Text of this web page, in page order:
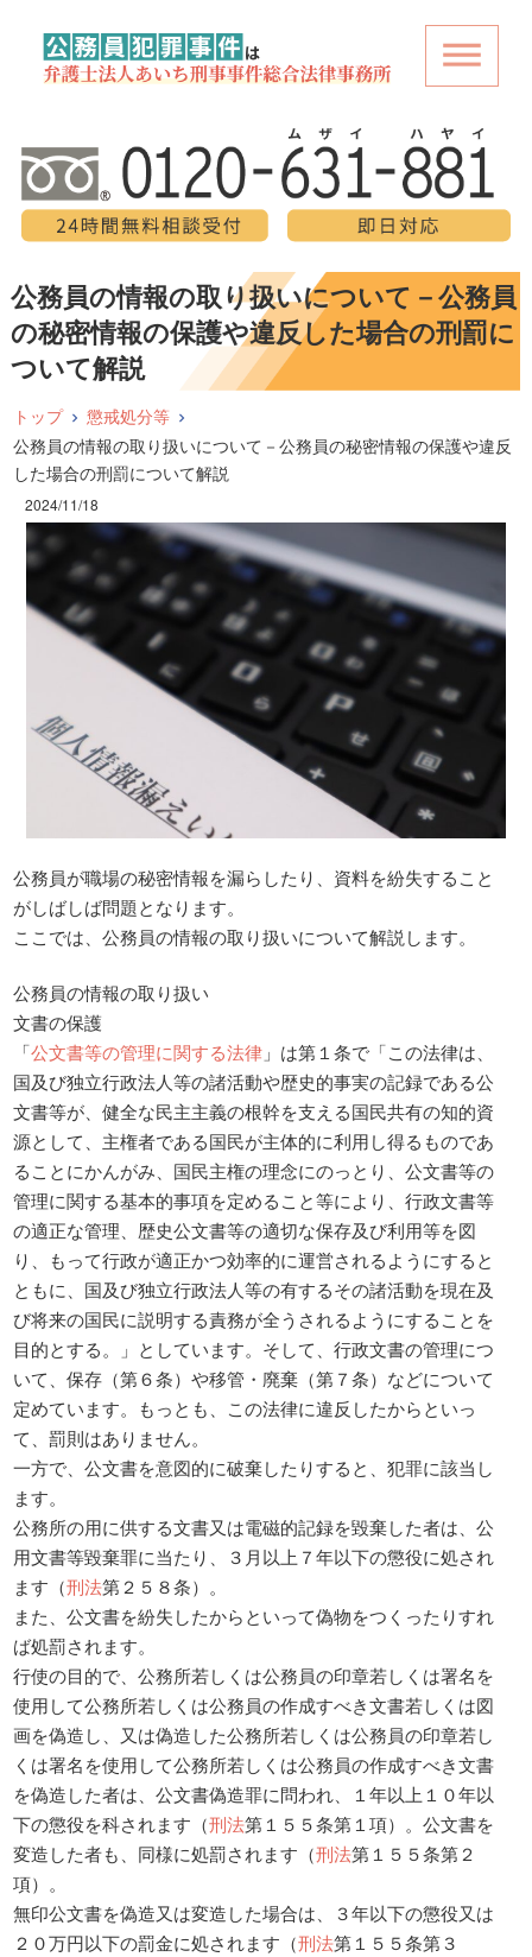
公務員の情報の取り扱いについて－公務員
の秘密情報の保護や違反した場合の刑罰に
ついて解説
トップ
懲戒処分等
公務員の情報の取り扱いについて－公務員の秘密情報の保護や違反
した場合の刑罰について解説
2024/11/18
公務員が職場の秘密情報を漏らしたり、資料を紛失すること
がしばしば問題となります。
ここでは、公務員の情報の取り扱いについて解説します。
公務員の情報の取り扱い
文書の保護
「公文書等の管理に関する法律 」は第１条で「この法律は、
国及び独立行政法人等の諸活動や歴史的事実の記録である公
文書等が、健全な民主主義の根幹を支える国民共有の知的資
源として、主権者である国民が主体的に利用し得るものであ
ることにかんがみ、国民主権の理念にのっとり、公文書等の
管理に関する基本的事項を定めること等により、行政文書等
の適正な管理、歴史公文書等の適切な保存及び利用等を図
り、もって行政が適正かつ効率的に運営されるようにすると
ともに、国及び独立行政法人等の有するその諸活動を現在及
び将来の国民に説明する責務が全うされるようにすることを
目的とする。」としています。そして、行政文書の管理につ
いて、保存（第６条）や移管・廃棄（第７条）などについて
定めています。もっとも、この法律に違反したからといっ
て、罰則はありません。
一方で、公文書を意図的に破棄したりすると、犯罪に該当し
ます。
公務所の用に供する文書又は電磁的記録を毀棄した者は、公
用文書等毀棄罪に当たり、３月以上７年以下の懲役に処され
ます（刑法第２５８条）。
また、公文書を紛失したからといって偽物をつくったりすれ
ば処罰されます。
行使の目的で、公務所若しくは公務員の印章若しくは署名を
使用して公務所若しくは公務員の作成すべき文書若しくは図
画を偽造し、又は偽造した公務所若しくは公務員の印章若し
くは署名を使用して公務所若しくは公務員の作成すべき文書
を偽造した者は、公文書偽造罪に問われ、１年以上１０年以
下の懲役を科されます（刑法第１５５条第１項）。公文書を
変造した者も、同様に処罰されます（刑法第１５５条第２
項）。
無印公文書を偽造又は変造した場合は、３年以下の懲役又は
２０万円以下の罰金に処されます（刑法第１５５条第３